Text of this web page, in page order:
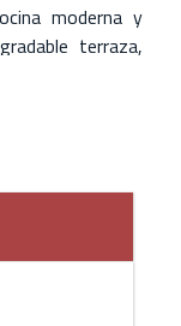
moderna y
terraza,
vistas o de
comedor.
especialmente
amplio armario